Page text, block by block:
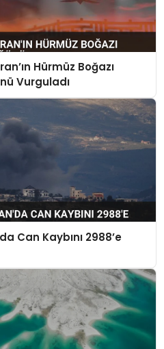
Hürmüz Boğazı
Vurguladı
Can Kaybını 2988’e